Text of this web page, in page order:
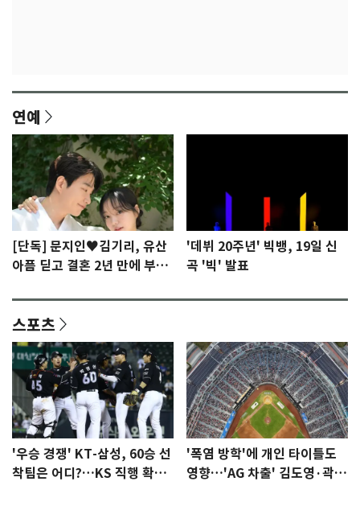
연예
[단독] 문지인♥김기리, 유산
아픔 딛고 결혼 2년 만에 부모
'데뷔 20주년' 빅뱅, 19일 신
곡 '빅' 발표
스포츠
'우승 경쟁' KT-삼성, 60승 선
착팀은 어디?…KS 직행 확률
'폭염 방학'에 개인 타이틀도
영향…'AG 차출' 김도영·곽빈